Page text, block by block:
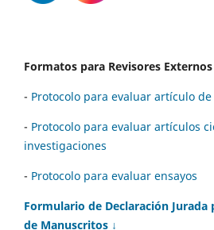
Formatos para Revisores Externos
- Protocolo para evaluar artículo
- Protocolo para evaluar artículos
investigaciones
- Protocolo para evaluar ensayos
Formulario de Declaración
de Manuscritos ↓